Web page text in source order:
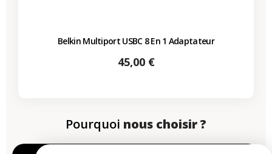
Belkin Multiport USBC 8 En 1 Adaptateur
Prix
45,00 €
Pourquoi nous choisir ?